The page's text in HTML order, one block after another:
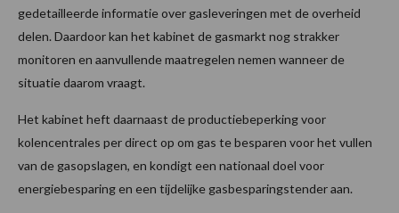
gedetailleerde informatie over gasleveringen met de overheid
delen. Daardoor kan het kabinet de gasmarkt nog strakker
monitoren en aanvullende maatregelen nemen wanneer de
situatie daarom vraagt.
Het kabinet heft daarnaast de productiebeperking voor
kolencentrales per direct op om gas te besparen voor het vullen
van de gasopslagen, en kondigt een nationaal doel voor
energiebesparing en een tijdelijke gasbesparingstender aan.